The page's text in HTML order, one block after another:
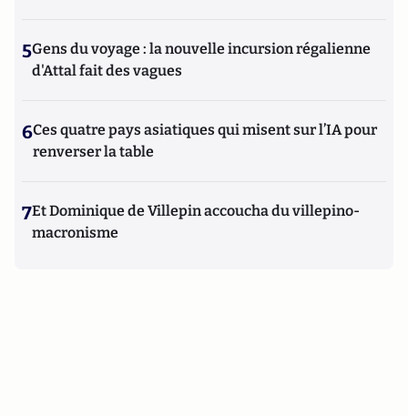
5Gens du voyage : la nouvelle incursion régalienne
d'Attal fait des vagues
6Ces quatre pays asiatiques qui misent sur l’IA pour
renverser la table
7Et Dominique de Villepin accoucha du villepino-
macronisme